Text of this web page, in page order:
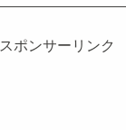
スポンサーリンク